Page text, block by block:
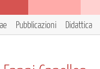
Pubblicazioni Didattica